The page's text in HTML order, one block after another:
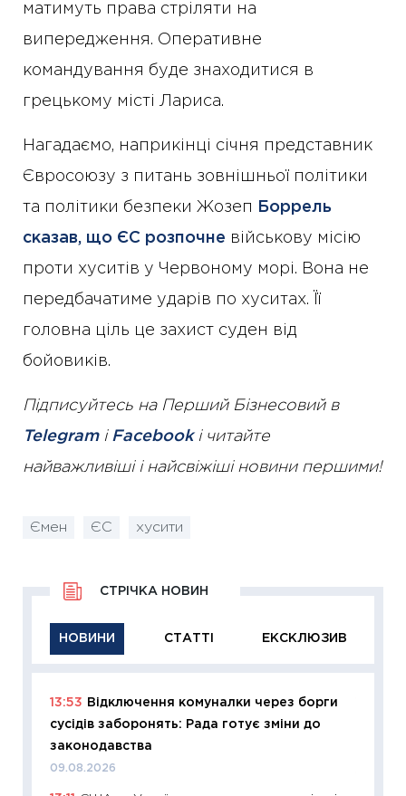
матимуть права стріляти на
випередження. Оперативне
командування буде знаходитися в
грецькому місті Лариса.
Нагадаємо, наприкінці січня представник
Євросоюзу з питань зовнішньої політики
та політики безпеки Жозеп Боррель
сказав, що ЄС розпочне військову місію
проти хуситів у Червоному морі. Вона не
передбачатиме ударів по хуситах. Її
головна ціль це захист суден від
бойовиків.
Підписуйтесь на Перший Бізнесовий в
Telegramі Facebookі читайте
найважливіші і найсвіжіші новини першими!
Ємен ЄС хусити
НОВИНИ СТАТТІ ЕКСКЛЮЗИВ
СТРІЧКА НОВИН
13:53
Відключення комуналки через борги
сусідів заборонять: Рада готує зміни до
законодавства
09.08.2026